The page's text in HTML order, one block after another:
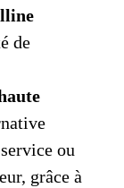
de
ou
grâce à